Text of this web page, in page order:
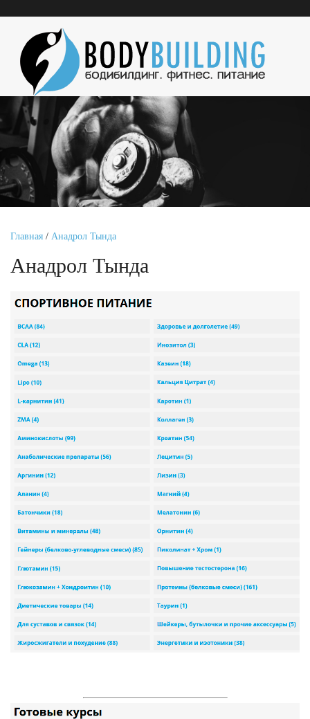
Главная / Анадрол Тында
Анадрол Тында